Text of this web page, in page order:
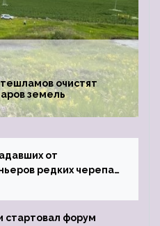
очистят
земель
от
редких черепах
стартовал форум